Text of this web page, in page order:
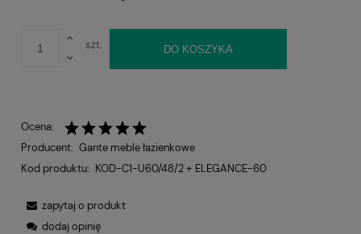
szt. DO KOSZYKA
Ocena:
Producent: Gante meble łazienkowe
Kod produktu: KOD-C1-U60/48/2 + ELEGANCE-60
zapytaj o produkt
dodaj opinię